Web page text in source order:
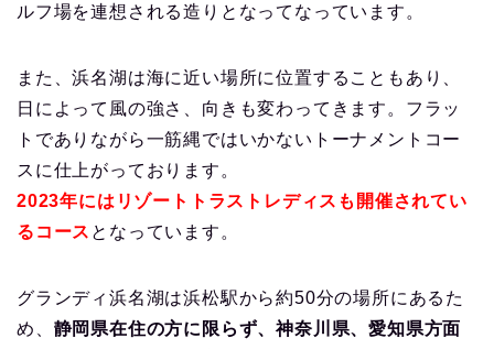
ルフ場を連想される造りとなってなっています。
また、浜名湖は海に近い場所に位置することもあり、
日によって風の強さ、向きも変わってきます。フラッ
トでありながら一筋縄ではいかないトーナメントコー
スに仕上がっております。
2023年にはリゾートトラストレディスも開催されてい
るコース となっています。
グランディ浜名湖は浜松駅から約50分の場所にあるた
め、 静岡県在住の方に限らず、神奈川県、愛知県方面